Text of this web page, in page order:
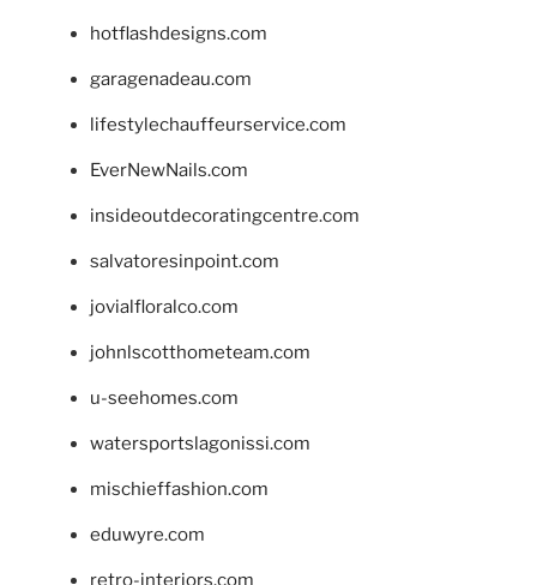
hotflashdesigns.com
garagenadeau.com
lifestylechauffeurservice.com
EverNewNails.com
insideoutdecoratingcentre.com
salvatoresinpoint.com
jovialfloralco.com
johnlscotthometeam.com
u-seehomes.com
watersportslagonissi.com
mischieffashion.com
eduwyre.com
retro-interiors.com